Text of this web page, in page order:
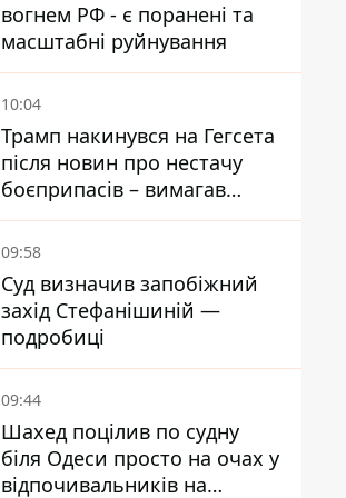
вогнем РФ - є поранені та
масштабні руйнування
10:04
Трамп накинувся на Гегсета
після новин про нестачу
боєприпасів – вимагав
пояснень
09:58
Суд визначив запобіжний
захід Стефанішиній —
подробиці
09:44
Шахед поцілив по судну
біля Одеси просто на очах у
відпочивальників на